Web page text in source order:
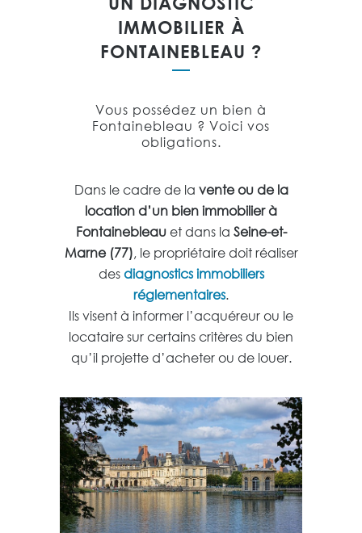
IMMOBILIER À
FONTAINEBLEAU ?
Vous possédez un bien à
Fontainebleau ? Voici vos
obligations.
Dans le cadre de la vente ou de la
location d’un bien immobilier à
Fontainebleauet dans la Seine-et-
Marne (77), le propriétaire doit réaliser
desdiagnostics immobiliers
réglementaires.
Ils visent à informer l’acquéreur ou le
locataire sur certains critères du bien
qu’il projette d’acheter ou de louer.